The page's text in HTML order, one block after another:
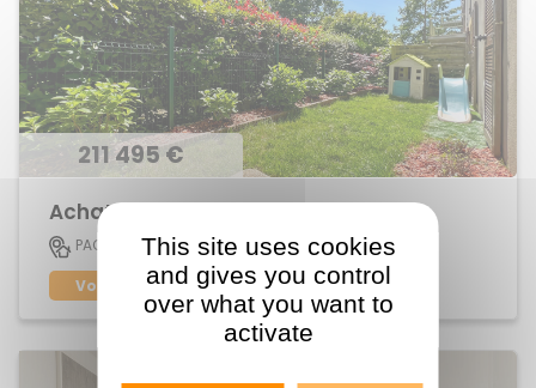
211 495 €
Achat Appartement Beausoleil
PACE 3
60 M2
Voir le bien
This site uses cookies
and gives you control
over what you want to
activate